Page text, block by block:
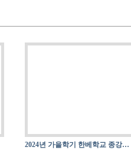
2024년 가을학기 한베학교 종강…